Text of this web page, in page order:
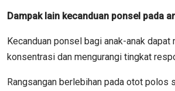
Dampak lain kecanduan ponsel pada
Kecanduan ponsel bagi anak-anak dapat
konsentrasi dan mengurangi tingkat
Rangsangan berlebihan pada otot polos